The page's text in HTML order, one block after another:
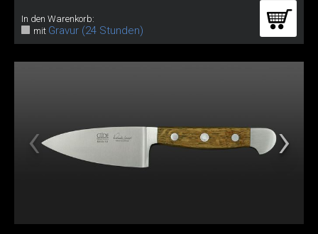
In den Warenkorb:
mit Gravur (24 Stunden)